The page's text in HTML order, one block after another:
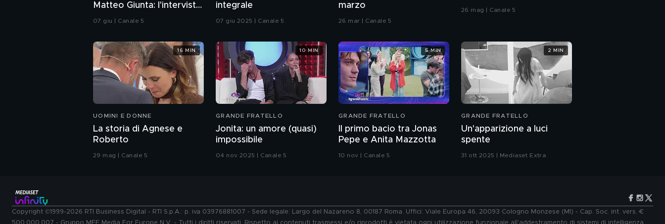
Matteo Giunta: l'intervista
integrale
07 giu | Canale 5
integrale
07 giu 2025 | Canale 5
marzo
26 mar | Canale 5
26 mag | Canale 5
UOMINI E DONNE
La storia di Agnese e
Roberto
29 mag | Canale 5
16 MIN
GRANDE FRATELLO
Jonita: un amore (quasi)
impossibile
04 nov 2025 | Canale 5
10 MIN
GRANDE FRATELLO
Il primo bacio tra Jonas
Pepe e Anita Mazzotta
10 nov | Canale 5
5 MIN
GRANDE FRATELLO
Un'apparizione a luci
spente
31 ott 2025 | Mediaset Extra
2 MIN
Copyright ©1999-2026 RTI Business Digital - RTI S.p.A.: p. iva 03976881007 - Sede legale: Largo del Nazareno 8, 00187 Roma. Uffici: Viale Europa 46, 20093 Cologno Monzese (MI) - Cap. Soc. int. vers. €